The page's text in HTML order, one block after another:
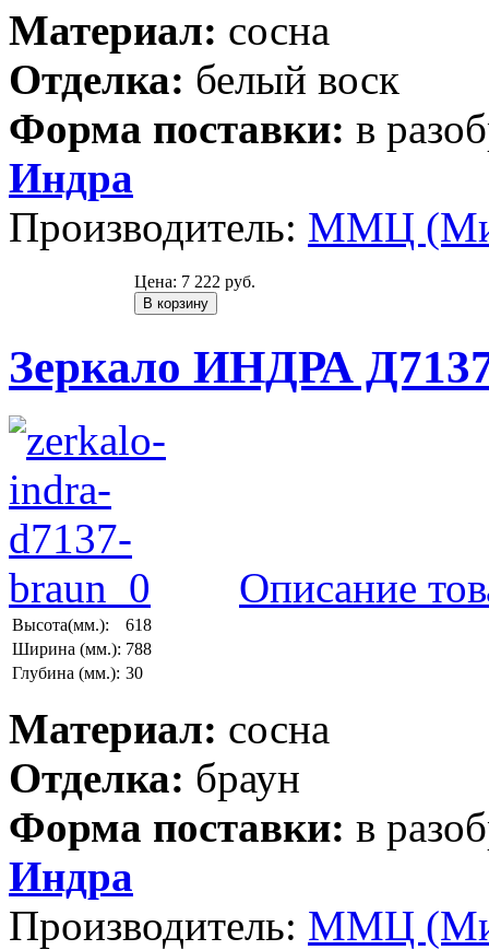
Материал: сосна
Отделка: белый воск
Форма поставки: в
Индра
Производитель: ММЦ
Цена: 7 222 руб.
Зеркало ИНДРА
Описание
Высота(мм.):
618
Ширина (мм.): 788
Глубина (мм.): 30
Материал: сосна
Отделка: браун
Форма поставки: в
Индра
Производитель: ММЦ